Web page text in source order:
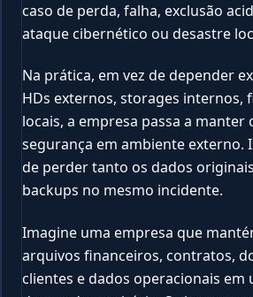
caso de perda, falha, exclusão
ataque cibernético ou desastre
Na prática, em vez de depender
HDs externos, storages internos,
locais, a empresa passa a manter
segurança em ambiente externo.
de perder tanto os dados
backups no mesmo incidente.
Imagine uma empresa que
arquivos financeiros, contratos,
clientes e dados operacionais em